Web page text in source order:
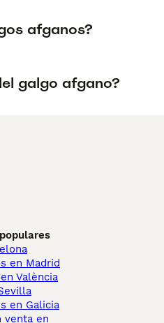
afganos?
galgo afgano?
en Madrid
València
en Galicia
venta en